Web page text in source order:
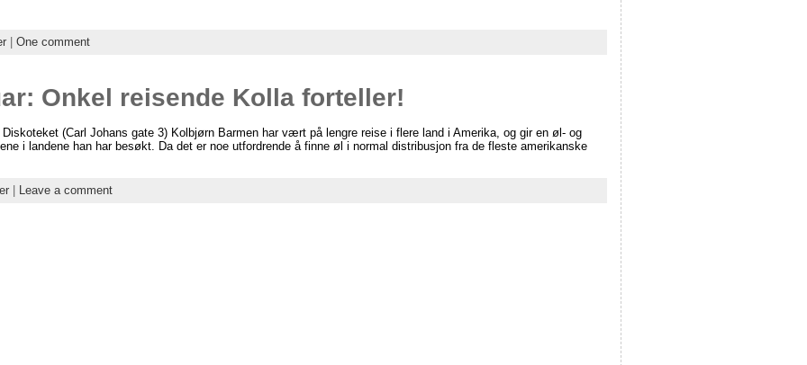
| One comment
Onkel reisende Kolla forteller!
(Carl Johans gate 3) Kolbjørn Barmen har vært på lengre reise i flere land i Amerika, og gir en øl- og
i landene han har besøkt. Da det er noe utfordrende å finne øl i normal distribusjon fra de fleste amerikanske
| Leave a comment